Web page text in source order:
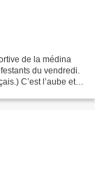
de la médina
du vendredi.
C’est l’aube et